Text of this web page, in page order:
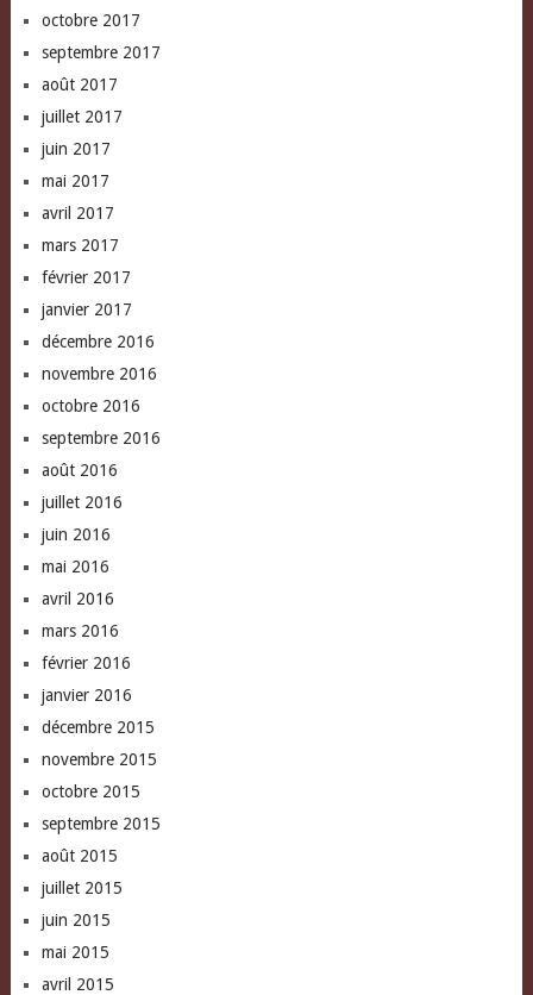
octobre 2017
septembre 2017
août 2017
juillet 2017
juin 2017
mai 2017
avril 2017
mars 2017
février 2017
janvier 2017
décembre 2016
novembre 2016
octobre 2016
septembre 2016
août 2016
juillet 2016
juin 2016
mai 2016
avril 2016
mars 2016
février 2016
janvier 2016
décembre 2015
novembre 2015
octobre 2015
septembre 2015
août 2015
juillet 2015
juin 2015
mai 2015
avril 2015